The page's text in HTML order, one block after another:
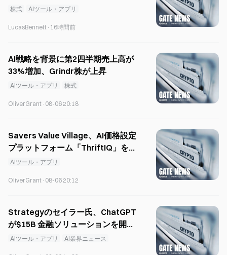
失を報告
株式 AIツール・アプリ
LucasBennett · 16時間前
AI戦略を背景に第2四半期売上高が
33%増加、Grindr株が上昇
AIツール・アプリ 株式
OliverGrant · 08-06 20:18
Savers Value Village、AI価格設定
プラットフォーム「ThriftIQ」を開
始
AIツール・アプリ
OliverGrant · 08-06 20:12
Strategyのセイラー氏、ChatGPT
が$15B 金融ソリューションを開発
したと主張
AIツール・アプリ AI業界ニュース